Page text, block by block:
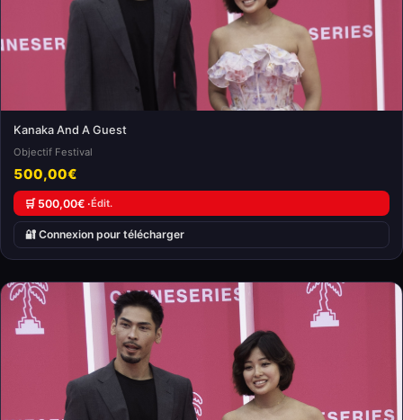
Kanaka And A Guest
Objectif Festival
500,00€
🛒 500,00€ ·Édit.
🔐 Connexion pour télécharger